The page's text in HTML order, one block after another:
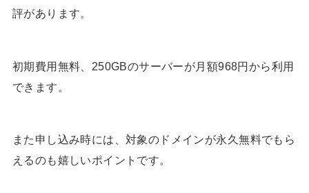
評があります。
初期費用無料、250GBのサーバーが月額968円から利用
できます。
また申し込み時には、対象のドメインが永久無料でもら
えるのも嬉しいポイントです。